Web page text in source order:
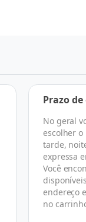
Prazo
No geral
escolher
tarde,
expressa
Você
endereço
no